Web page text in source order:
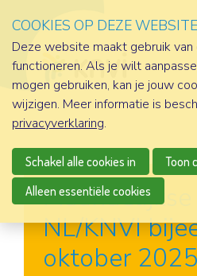
Maandelijkse
NL/KNVI
oktober 2025
COOKIES OP DEZE WEBSITE
Deze website maakt gebruik
functioneren. Als je wilt
mogen gebruiken, kan je jouw
wijzigen. Meer informatie is
privacyverklaring.
Schakel alle cookies in
Toon
Alleen essentiële cookies